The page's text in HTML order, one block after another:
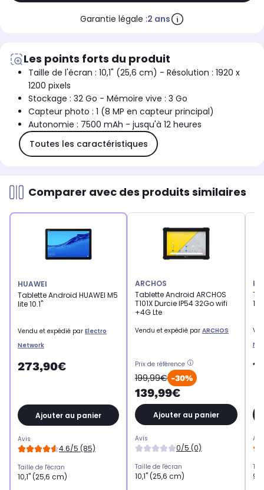
Garantie légale :2 ans
Les points forts du produit
Taille de l'écran : 10,1" (25,6 cm) - Résolution : 1920 x
1200 pixels
Stockage : 32 Go - Mémoire vive : 3 Go
Capteur photo : 1 (8 MP en capteur principal)
Autonomie : 7500 mAh - jusqu'à 12 heures
Toutes les caractéristiques
Comparer avec des produits similaires
HUAWEI
Tablette Android HUAWEI M5
lite 10.1"
Vendu et expédié par Electro
Network
273,90€
Ajouter au panier
Avis
4.6/5 (85)
Taille de l'écran
10,1" (25,6 cm)
ARCHOS
Tablette Android ARCHOS
T101X Durcie IP54 32Go wifi
+4G Lte
Vendu et expédié par ARCHOS
Prix de référence
199,99€ -30%
139,99€
Ajouter au panier
Avis
0/5 (0)
Taille de l'écran
10,1" (25,6 cm)
10